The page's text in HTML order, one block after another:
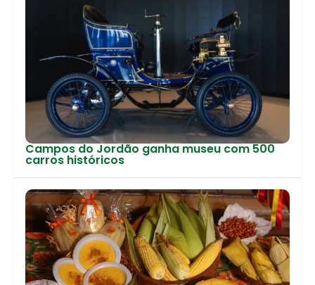
Campos do Jordão ganha museu com 500
carros históricos